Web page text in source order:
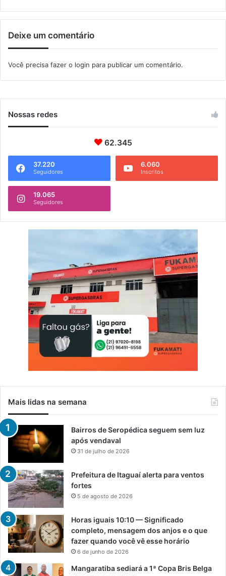
Deixe um comentário
Você precisa fazer o login para publicar um comentário.
Nossas redes
62.345
37.220
Seguidores
6.060
Inscritos
19.065
Seguidores
Mais lidas na semana
Bairros de Seropédica seguem sem luz
após vendaval
31 de julho de 2026
Prefeitura de Itaguaí alerta para ventos
fortes
5 de agosto de 2026
Horas iguais 10:10 — Significado
completo, mensagem dos anjos e o que
fazer quando você vê esse horário
6 de junho de 2026
Mangaratiba sediará a 1ª Copa Bris Belga